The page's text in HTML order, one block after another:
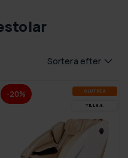
Sortera efter
-20% SLUT­REA
TILL 9.8.